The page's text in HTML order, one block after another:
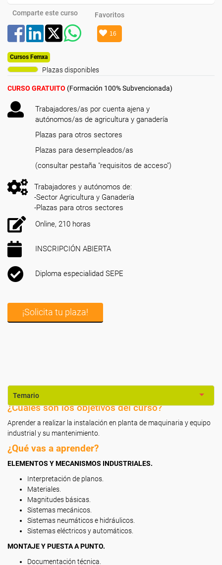
Comparte este curso Favoritos
16
Cursos Femxa
Plazas disponibles
CURSO GRATUITO (Formación 100% Subvencionada)
Trabajadores/as por cuenta ajena y
autónomos/as de agricultura y ganadería
Plazas para otros sectores
Plazas para desempleados/as
(consultar pestaña "requisitos de acceso")
Trabajadores y autónomos de:
-Sector Agricultura y Ganadería
-Plazas para otros sectores
Online, 210 horas
INSCRIPCIÓN ABIERTA
Diploma especialidad SEPE
¡Solicita tu plaza!
Temario
¿Cuáles son los objetivos del curso?
Aprender a realizar la instalación en planta de maquinaria y equipo
industrial y su mantenimiento.
¿Qué vas a aprender?
ELEMENTOS Y MECANISMOS INDUSTRIALES.
Interpretación de planos.
Materiales.
Magnitudes básicas.
Sistemas mecánicos.
Sistemas neumáticos e hidráulicos.
Sistemas eléctricos y automáticos.
MONTAJE Y PUESTA A PUNTO.
Documentación técnica.